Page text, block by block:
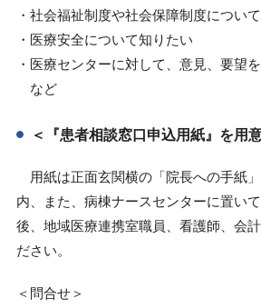
・社会福祉制度や社会保障制度につい
・医療安全について知りたい
・医療センターに対して、意見、要望
など
＜『患者相談窓口申込用紙』を用
用紙は正面玄関横の「院長への手紙
内、また、病棟ナースセンターに置い
後、地域医療連携室職員、看護師、会
ださい。
＜問合せ＞